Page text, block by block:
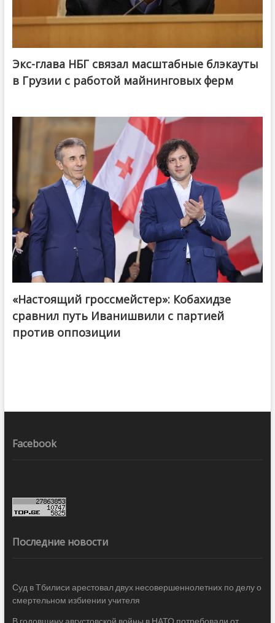
Экс-глава НБГ связал масштабные блэкауты
в Грузии с работой майнинговых ферм
@ქართული ოცნება / Georgian Dream
«Настоящий гроссмейстер»: Кобахидзе
сравнил путь Иванишвили с партией
против оппозиции
Facebook
Последние новости
Суд в Тбилиси арестовал двух несовершеннолетних по делу о
смертельном избиении учителя
В годовщину августовской войны в НАТО потребовали от